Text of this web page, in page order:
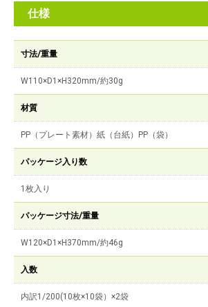
仕様
寸法/重量
W110×D1×H320mm/約30g
材質
PP（プレート素材）紙（台紙）PP（袋）
パッケージ入り数
1枚入り
パッケージ寸法/重量
W120×D1×H370mm/約46g
入数
内訳1/200(10枚×10袋）×2袋